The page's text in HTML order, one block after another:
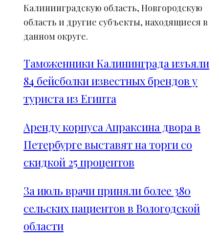
Калининградскую область, Новгородскую
область и другие субъекты, находящиеся в
данном округе.
Таможенники Калининграда изъяли
84 бейсболки известных брендов у
туриста из Египта
Аренду корпуса Апраксина двора в
Петербурге выставят на торги со
скидкой 25 процентов
За июль врачи приняли более 380
сельских пациентов в Вологодской
области